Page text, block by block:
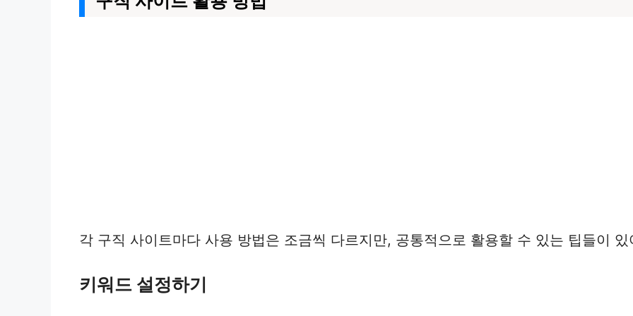
각 구직 사이트마다 사용 방법은 조금씩 다르지만, 공통적으로 활용할 수 있는 팁들이 있
키워드 설정하기